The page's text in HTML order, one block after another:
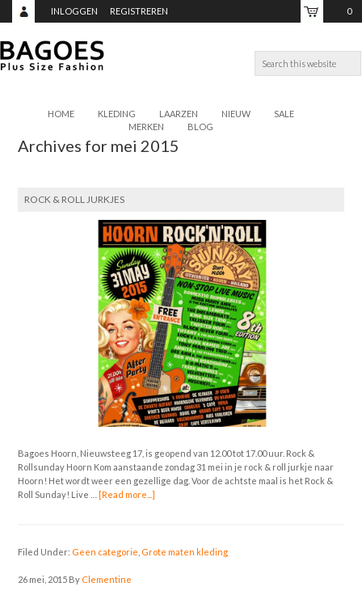
INLOGGEN REGISTREREN 0
€0,00
HOME KLEDING LAARZEN NIEUW
SALE
MERKEN
BLOG
Archives for mei 2015
ROCK & ROLL JURKJES
Bagoes Hoorn, Nieuwsteeg 17, is geopend van 12.00 tot 17.00 uur. Rock &
Rollsunday Hoorn Kom aanstaande zondag 31 mei in je rock & roll jurkje naar
Hoorn! Het wordt weer een gezellige dag. Voor de achtste maal is het Rock &
Roll Sunday! Live …[Read more...]
Filed Under: Geen categorie Grote maten kleding
26 mei, 2015 By Clementine